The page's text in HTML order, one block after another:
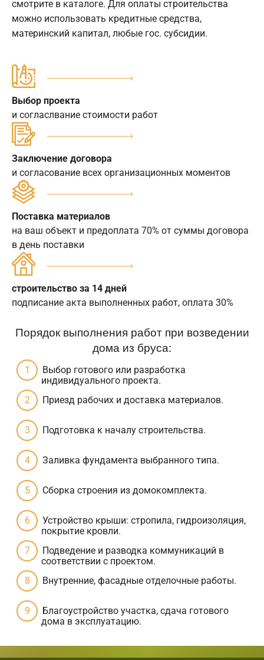
смотрите в каталоге. Для оплаты строительства
можно использовать кредитные средства,
материнский капитал, любые гос. субсидии.
Выбор проекта
и согласлвание стоимости работ
Заключение договора
и согласование всех организационных моментов
Поставка материалов
на ваш объект и предоплата 70% от суммы договора
в день поставки
строительство за 14 дней
подписание акта выполненных работ, оплата 30%
Порядок выполнения работ при возведении
дома из бруса:
Выбор готового или разработка
индивидуального проекта.
Приезд рабочих и доставка материалов.
Подготовка к началу строительства.
Заливка фундамента выбранного типа.
Сборка строения из домокомплекта.
Устройство крыши: стропила, гидроизоляция,
покрытие кровли.
Подведение и разводка коммуникаций в
соответствии с проектом.
Внутренние, фасадные отделочные работы.
Благоустройство участка, сдача готового
дома в эксплуатацию.